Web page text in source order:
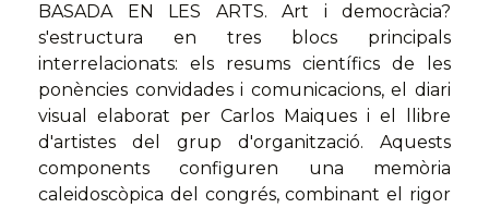
BASADA EN LES ARTS. Art i democràcia?
s'estructura en tres blocs principals
interrelacionats: els resums científics de les
ponències convidades i comunicacions, el diari
visual elaborat per Carlos Maiques i el llibre
d'artistes del grup d'organització. Aquests
components configuren una memòria
caleidoscòpica del congrés, combinant el rigor